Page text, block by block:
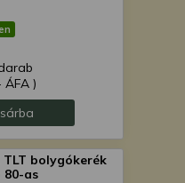
ÁFA )
TLT bolygókerék
80-as